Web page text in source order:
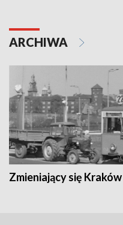
ARCHIWA
Zmieniający się Kraków